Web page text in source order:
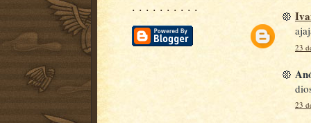
· · · · · · · · · ·
23
23